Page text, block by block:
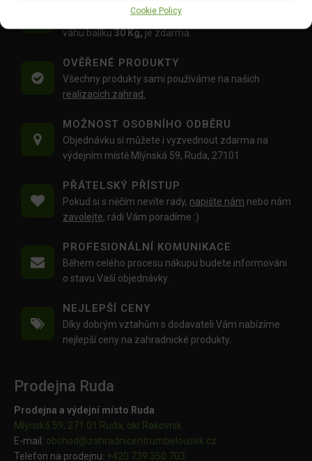
Cookie Policy
Doprava objednávekod 1500 Kč,
váhu balíku30 Kg,je zdarma.
OVĚŘENÉ PRODUKTY
Všechny produkty sami používáme na našich
realizacích zahrad.
MOŽNOST OSOBNÍHO ODBĚRU
Objednávku si můžete i vyzvednout zdarma na
výdejním místě Mlýnská 59, Ruda, 27101
PŘÁTELSKÝ PŘÍSTUP
Pokud si s něčím nevíte rady, napište nám nebo nám
zavolejte, rádi Vám poradíme :)
PROFESIONÁLNÍ KOMUNIKACE
Během celého procesu nákupu budete informováni
o stavu Vaší objednávky.
NEJLEPŠÍ CENY
Díky dobrým vztahům s dodavateli Vám nabízíme
nejlepší ceny na zahradnické produkty.
Prodejna Ruda
Prodejna a výdejní místo Ruda
Mlýnská 59, 271 01 Ruda, okr.Rakovník
E-mail: obchod@zahradnicentrumbelousek.cz
Telefon na prodejnu: +420 739 350 703